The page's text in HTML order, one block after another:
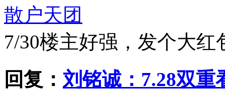
散户天团
7/30楼主好强，发个大红
回复： 刘铭诚：7.28双